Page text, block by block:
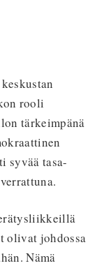
rooli
tärkeimpänä
syvää tasa-
olivat johdossa
Nämä